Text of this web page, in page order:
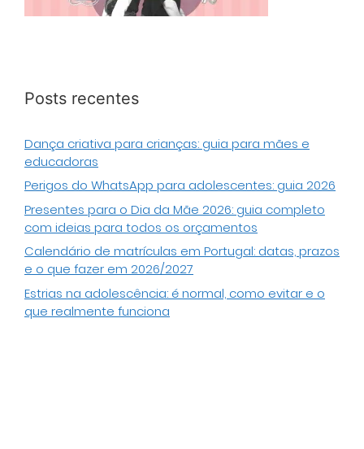
Posts recentes
Dança criativa para crianças: guia para mães e
educadoras
Perigos do WhatsApp para adolescentes: guia 2026
Presentes para o Dia da Mãe 2026: guia completo
com ideias para todos os orçamentos
Calendário de matrículas em Portugal: datas, prazos
e o que fazer em 2026/2027
Estrias na adolescência: é normal, como evitar e o
que realmente funciona